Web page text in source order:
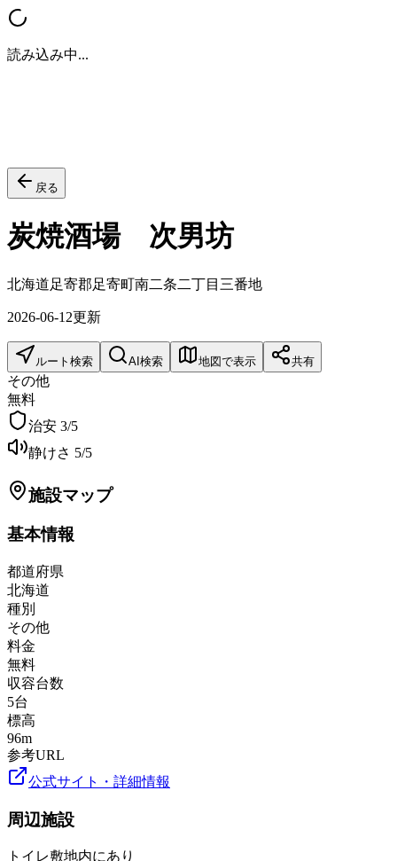
読み込み中...
戻る
炭焼酒場 次男坊
北海道足寄郡足寄町南二条二丁目三番地
2026-06-12更新
ルート検索 AI検索 地図で表示 共有
その他
無料
治安 3/5
静けさ 5/5
施設マップ
基本情報
都道府県
北海道
種別
その他
料金
無料
収容台数
5台
標高
96m
参考URL
公式サイト・詳細情報
周辺施設
トイレ敷地内にあり